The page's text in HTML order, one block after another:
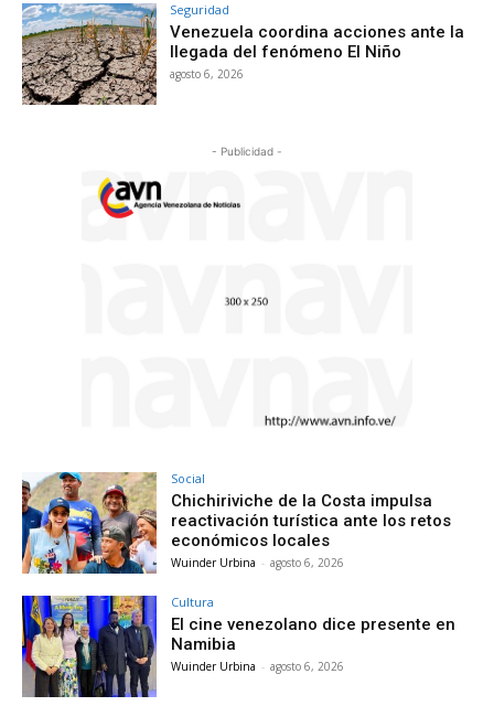
Seguridad
Venezuela coordina acciones ante la
llegada del fenómeno El Niño
agosto 6, 2026
- Publicidad -
Social
Chichiriviche de la Costa impulsa
reactivación turística ante los retos
económicos locales
Wuinder Urbina - agosto 6, 2026
Cultura
El cine venezolano dice presente en
Namibia
Wuinder Urbina - agosto 6, 2026